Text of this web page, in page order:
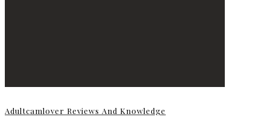
Adultcamlover Reviews And Knowledge